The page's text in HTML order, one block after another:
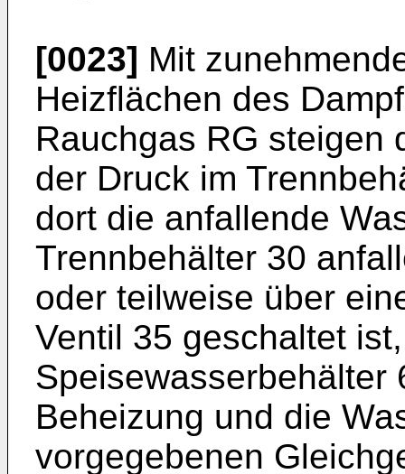
[0023] Mit
Heizflächen des
Rauchgas RG steigen
der Druck im
dort die anfallende
Trennbehälter 30
oder teilweise über
Ventil 35 geschaltet
Speisewasserbehälter
Beheizung und die
vorgegebenen